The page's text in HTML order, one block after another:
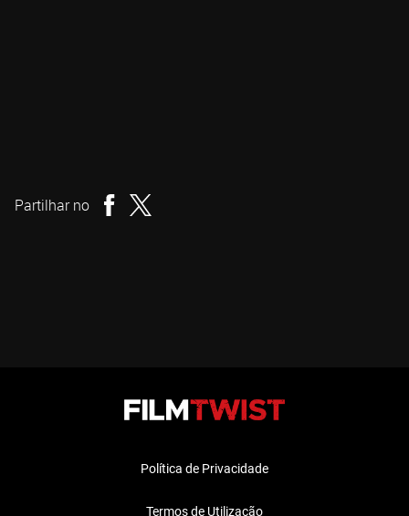
Partilhar no
Política de Privacidade
Termos de Utilização